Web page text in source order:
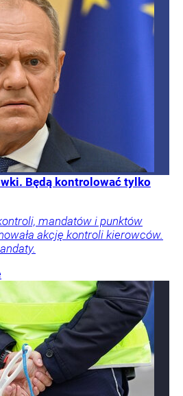
Będą kontrolować tylko
mandatów i punktów
akcję kontroli kierowców.